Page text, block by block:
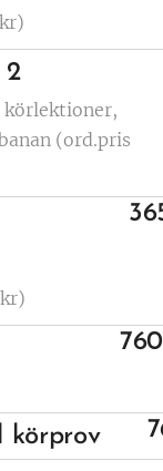
2
körlektioner,
(ord.pris
körprov